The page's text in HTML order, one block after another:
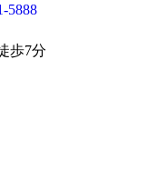
5888
歩7分